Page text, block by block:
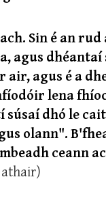
Sin é an
agus
agus é a
lena
dhó le
olann".
ceann